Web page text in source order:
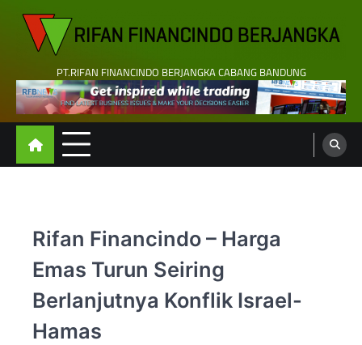
content
PT.RIFAN FINANCINDO BERJANGKA CABANG BANDUNG
Rifan Financindo – Harga
Emas Turun Seiring
Berlanjutnya Konflik Israel-
Hamas